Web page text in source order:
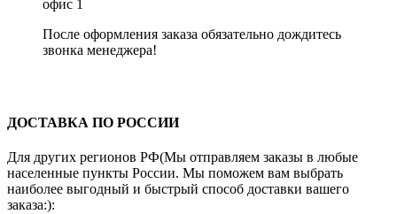
офис 1
После оформления заказа обязательно дождитесь
звонка менеджера!
ДОСТАВКА ПО РОССИИ
Для других регионов РФ(Мы отправляем заказы в любые
населенные пункты России. Мы поможем вам выбрать
наиболее выгодный и быстрый способ доставки вашего
заказа:):